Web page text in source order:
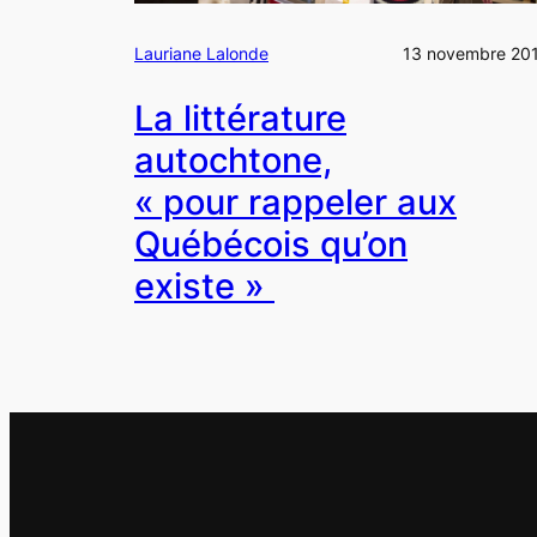
Lauriane Lalonde 13 novembre
La littérature
autochtone,
« pour rappeler aux
Québécois qu’on
existe »